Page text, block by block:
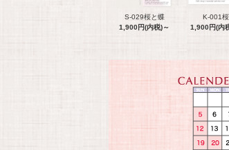
S-029桜と蝶
1,900円(内税)～
K-001桜
1,900円(内